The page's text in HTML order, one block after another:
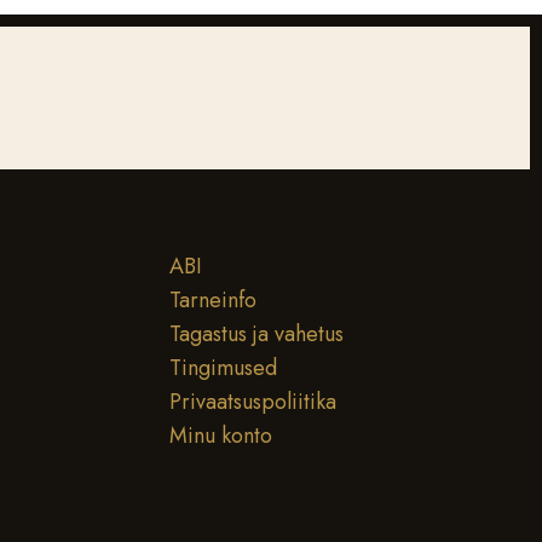
ABI
Tarneinfo
Tagastus ja vahetus
Tingimused
Privaatsuspoliitika
Minu konto